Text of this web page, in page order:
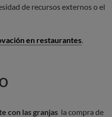
de recursos externos o el
en restaurantes.
con las granjas la compra de